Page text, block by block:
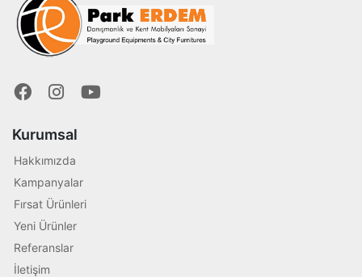
Kurumsal
Hakkımızda
Kampanyalar
Fırsat Ürünleri
Yeni Ürünler
Referanslar
İletişim